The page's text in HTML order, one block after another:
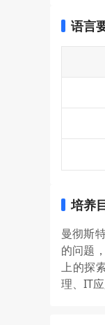
语言
培养
曼彻斯
的问题
上的探
理、IT